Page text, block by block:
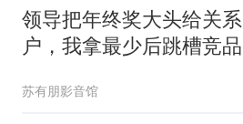
领导把年终奖大头给关系
户，我拿最少后跳槽竞品
苏有朋影音馆